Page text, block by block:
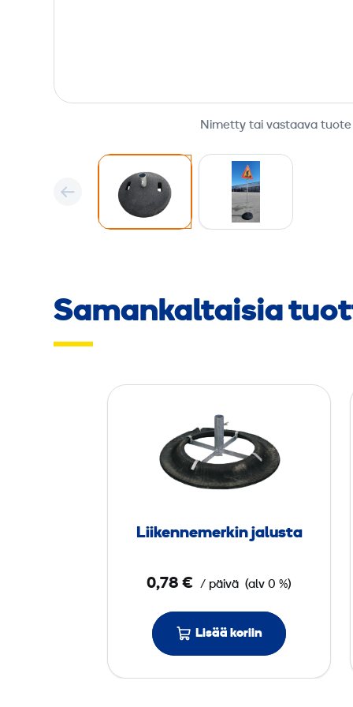
Nimetty tai vastaava tuote
Samankaltaisia
i
i
k
e
m
r
Liikenne­merkin jalusta
0,78 € / päivä (alv 0 %)
Lisää koriin